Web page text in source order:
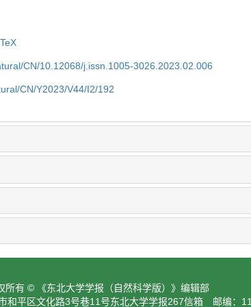
CN/10.12068/j.issn.1005-3026.2023.02.006
CN/Y2023/V44/I2/192
所有 © 《东北大学学报（自然科学版）》编辑部
和平区文化路3号巷11号东北大学学报267信箱 邮编：